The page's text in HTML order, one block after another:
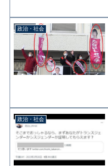
政治・社会
政治・社会